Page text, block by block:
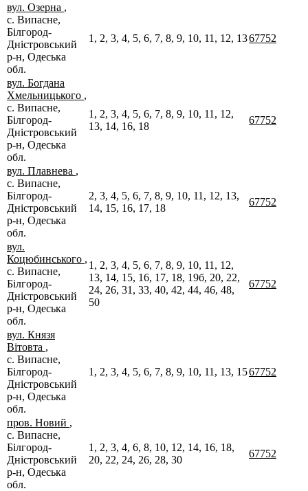
вул. Озерна ,
с. Випасне,
Білгород-
Дністровський
р-н, Одеська
обл.
1, 2, 3, 4, 5, 6, 7, 8, 9, 10, 11, 12, 1367752
вул. Богдана
Хмельницького ,
с. Випасне,
Білгород-
Дністровський
р-н, Одеська
обл.
1, 2, 3, 4, 5, 6, 7, 8, 9, 10, 11, 12,
13, 14, 16, 18
67752
вул. Плавнева ,
с. Випасне,
Білгород-
Дністровський
р-н, Одеська
обл.
2, 3, 4, 5, 6, 7, 8, 9, 10, 11, 12, 13,
14, 15, 16, 17, 18
67752
вул.
Коцюбинського ,
с. Випасне,
Білгород-
Дністровський
р-н, Одеська
обл.
1, 2, 3, 4, 5, 6, 7, 8, 9, 10, 11, 12,
13, 14, 15, 16, 17, 18, 19б, 20, 22,
24, 26, 31, 33, 40, 42, 44, 46, 48,
50
67752
вул. Князя
Вітовта ,
с. Випасне,
Білгород-
Дністровський
р-н, Одеська
обл.
1, 2, 3, 4, 5, 6, 7, 8, 9, 10, 11, 13, 1567752
пров. Новий ,
с. Випасне,
Білгород-
Дністровський
р-н, Одеська
обл.
1, 2, 3, 4, 6, 8, 10, 12, 14, 16, 18,
20, 22, 24, 26, 28, 30
67752